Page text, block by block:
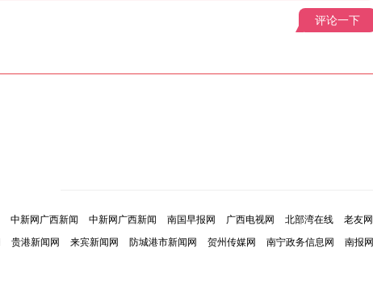
评论一下
中新网广西新闻 中新网广西新闻 南国早报网 广西电视网 北部湾在线 老友网
贵港新闻网 来宾新闻网 防城港市新闻网 贺州传媒网 南宁政务信息网 南报网